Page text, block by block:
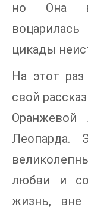
но Она
цикады
На этот
свой
Леопарда.
любви и
жизнь, вне